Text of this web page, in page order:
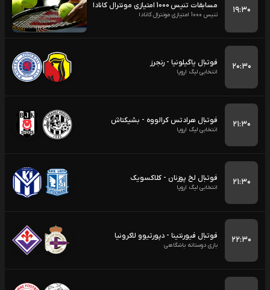
۱۹:۳۰ مسابقات تنیس 1000 امتیازی مونترال کانادا
تنیس 1000 امتیازی مونترال کانادا
۲۰:۳۰ فوتبال یاگیلونیا - رنجرز
انتخابی لیگ اروپا
۲۱:۳۰ فوتبال هرادتس کرالووه - بشیکتاش
انتخابی لیگ اروپا
۲۱:۳۰ فوتبال لخ پوزنان - کلاکسویک
انتخابی لیگ اروپا
۲۲:۳۰ فوتبال فیورنتینا - دپورتیوو لاکرونیا
بازی دوستانه باشگاهی